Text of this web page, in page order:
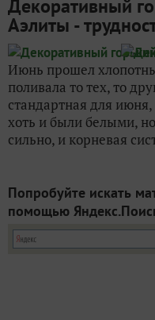
Декоративный
Аэлиты -
Июнь прошел
поливала то тех, то
стандартная для
хоть и были белыми,
сильно, и корневая
Попробуйте искать
помощью